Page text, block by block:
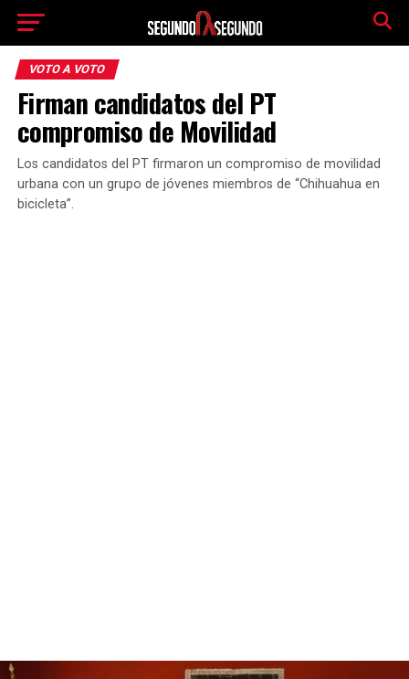
VOTO A VOTO
Firman candidatos del PT
compromiso de Movilidad
Los candidatos del PT firmaron un compromiso de movilidad
urbana con un grupo de jóvenes miembros de “Chihuahua en
bicicleta”.